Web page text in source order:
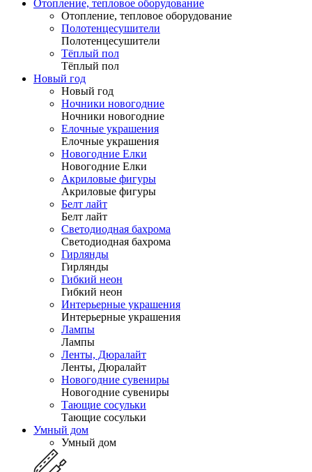
Отопление, тепловое оборудование
Отопление, тепловое оборудование
Полотенцесушители
Полотенцесушители
Тёплый пол
Тёплый пол
Новый год
Новый год
Ночники новогодние
Ночники новогодние
Елочные украшения
Елочные украшения
Новогодние Елки
Новогодние Елки
Акриловые фигуры
Акриловые фигуры
Белт лайт
Белт лайт
Светодиодная бахрома
Светодиодная бахрома
Гирлянды
Гирлянды
Гибкий неон
Гибкий неон
Интерьерные украшения
Интерьерные украшения
Лампы
Лампы
Ленты, Дюралайт
Ленты, Дюралайт
Новогодние сувениры
Новогодние сувениры
Тающие сосульки
Тающие сосульки
Умный дом
Умный дом